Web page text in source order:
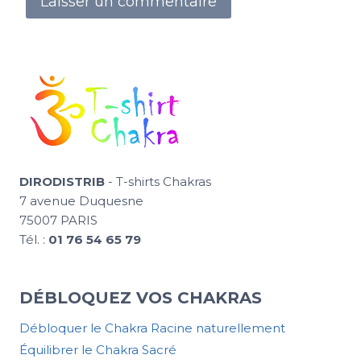
DIRODISTRIB - T-shirts Chakras
7 avenue Duquesne
75007 PARIS
Tél. : 01 76 54 65 79
DÉBLOQUEZ VOS CHAKRAS
Débloquer le Chakra Racine naturellement
Équilibrer le Chakra Sacré